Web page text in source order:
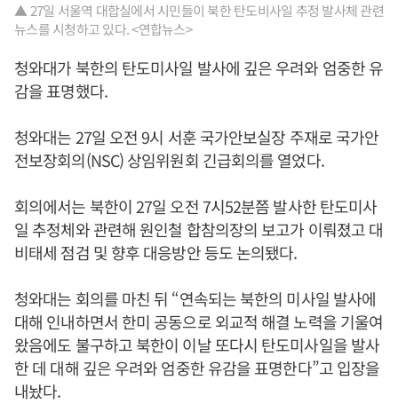
▲ 27일 서울역 대합실에서 시민들이 북한 탄도비사일 추정 발사체 관련
뉴스를 시청하고 있다. <연합뉴스>
청와대가 북한의 탄도미사일 발사에 깊은 우려와 엄중한 유
감을 표명했다.
청와대는 27일 오전 9시 서훈 국가안보실장 주재로 국가안
전보장회의(NSC) 상임위원회 긴급회의를 열었다.
회의에서는 북한이 27일 오전 7시52분쯤 발사한 탄도미사
일 추정체와 관련해 원인철 합참의장의 보고가 이뤄졌고 대
비태세 점검 및 향후 대응방안 등도 논의됐다.
청와대는 회의를 마친 뒤 “연속되는 북한의 미사일 발사에
대해 인내하면서 한미 공동으로 외교적 해결 노력을 기울여
왔음에도 불구하고 북한이 이날 또다시 탄도미사일을 발사
한 데 대해 깊은 우려와 엄중한 유감을 표명한다”고 입장을
내놨다.